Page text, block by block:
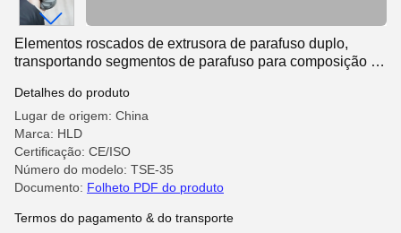
Elementos roscados de extrusora de parafuso duplo,
transportando segmentos de parafuso para composição de
Detalhes do produto
Lugar de origem: China
Marca: HLD
Certificação: CE/ISO
Número do modelo: TSE-35
Documento: Folheto PDF do produto
Termos do pagamento & do transporte